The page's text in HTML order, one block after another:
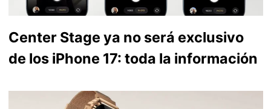
Center Stage ya no será exclusivo
de los iPhone 17: toda la información